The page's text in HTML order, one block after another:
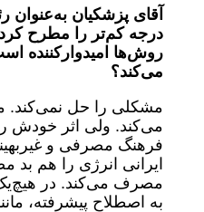
آقای پزشکیان
درجه کم‌تر را مطرح
روش‌ها امیدوارکننده
می‌کند؟
مشکلی را حل
می‌کند. ولی اثر خودش
فرهنگ مصرفی و
ایرانی انرژی را هم
مصرف می‌کند. در هیچ‌یک
به اصطلاح پیشرفته،